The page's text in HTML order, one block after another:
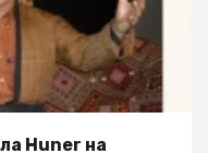
Huner на